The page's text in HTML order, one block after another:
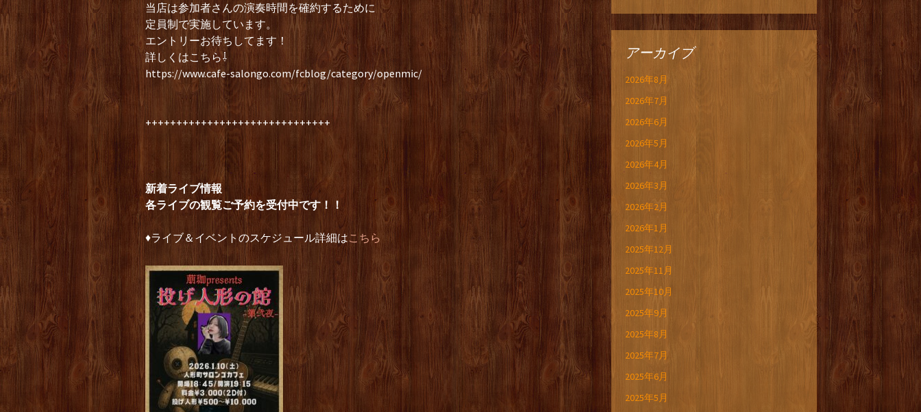
当店は参加者さんの演奏時間を確約するために
定員制で実施しています。
エントリーお待ちしてます！
詳しくはこちら⇩
https://www.cafe-salongo.com/fcblog/category/openmic/
++++++++++++++++++++++++++++++
新着ライブ情報
各ライブの観覧ご予約を受付中です！！
♦︎ライブ＆イベントのスケジュール詳細はこちら
アーカイブ
2026年8月
2026年7月
2026年6月
2026年5月
2026年4月
2026年3月
2026年2月
2026年1月
2025年12月
2025年11月
2025年10月
2025年9月
2025年8月
2025年7月
2025年6月
2025年5月